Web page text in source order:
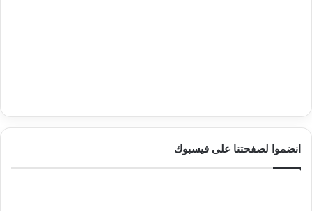
انضموا لصفحتنا على فيسبوك